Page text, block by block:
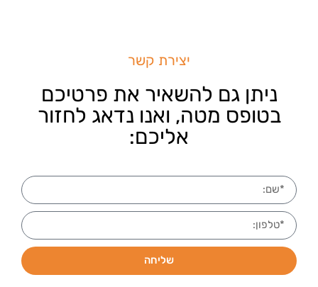
יצירת קשר
ניתן גם להשאיר את פרטיכם
בטופס מטה, ואנו נדאג לחזור
אליכם:
שליחה